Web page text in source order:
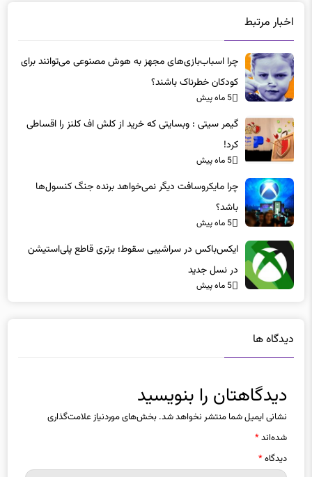
اخبار مرتبط
چرا اسباب‌بازی‌های مجهز به هوش مصنوعی می‌توانند برای
کودکان خطرناک باشند؟
5 ماه پیش
گیمر سیتی : وبسایتی که خرید از کلش اف کلنز را اقساطی
کرد!
5 ماه پیش
چرا مایکروسافت دیگر نمی‌خواهد برنده جنگ کنسول‌ها
باشد؟
5 ماه پیش
ایکس‌باکس در سراشیبی سقوط؛ برتری قاطع پلی‌استیشن
در نسل جدید
5 ماه پیش
دیدگاه ها
دیدگاهتان را بنویسید
نشانی ایمیل شما منتشر نخواهد شد. بخش‌های موردنیاز علامت‌گذاری
شده‌اند*
دیدگاه*